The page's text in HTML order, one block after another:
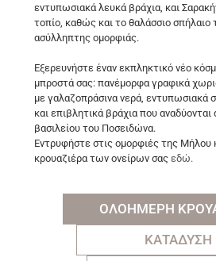
εντυπωσιακά λευκά βράχια, και
τοπίο, καθώς και το θαλάσσιο σπήλαιο
ασύλληπτης ομορφιάς.
Εξερευνήστε έναν εκπληκτικό νέο
μπροστά σας: πανέμορφα γραφικά
με γαλαζοπράσινα νερά, εντυπωσιακά
και επιβλητικά βράχια που
βασιλείου του Ποσειδώνα.
Εντρυφήστε στις ομορφιές της Μήλου
κρουαζιέρα των ονείρων σας εδώ.
ΟΛΟΗΜΕΡΗ
ΚΑΤΑΔΥΣΗ